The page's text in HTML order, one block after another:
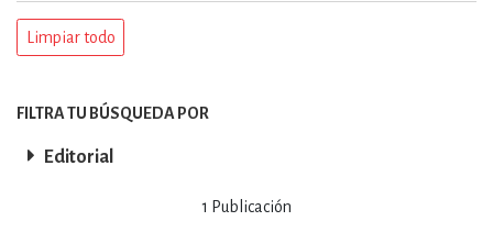
1 Publicación
Limpiar todo
FILTRA TU BÚSQUEDA POR
Editorial